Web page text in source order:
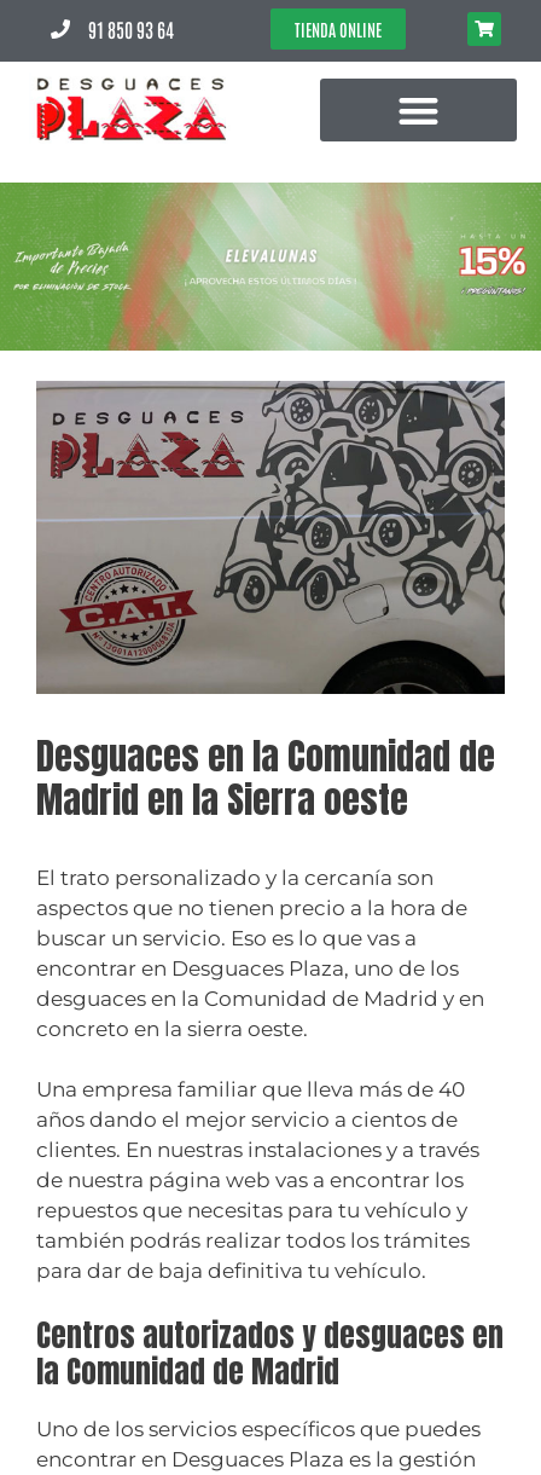
91 850 93 64 TIENDA ONLINE
Desguaces en la Comunidad de
Madrid en la Sierra oeste
El trato personalizado y la cercanía son
aspectos que no tienen precio a la hora de
buscar un servicio. Eso es lo que vas a
encontrar en Desguaces Plaza, uno de los
desguaces en la Comunidad de Madrid y en
concreto en la sierra oeste.
Una empresa familiar que lleva más de 40
años dando el mejor servicio a cientos de
clientes. En nuestras instalaciones y a través
de nuestra página web vas a encontrar los
repuestos que necesitas para tu vehículo y
también podrás realizar todos los trámites
para dar de baja definitiva tu vehículo.
Centros autorizados y desguaces en
la Comunidad de Madrid
Uno de los servicios específicos que puedes
encontrar en Desguaces Plaza es la gestión